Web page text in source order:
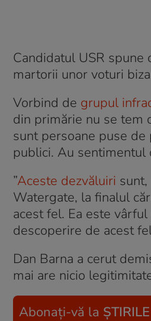
Candidatul USR
martorii unor voturi
Vorbind de grupul
din primărie nu se tem
sunt persoane puse
publici. Au sentimentul
”Aceste dezvăluiri
Watergate, la finalul
acest fel. Ea este
descoperire de acest
Dan Barna a cerut
mai are nicio
Abonați-vă la